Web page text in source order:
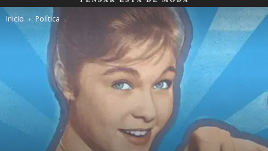
Inicio Política